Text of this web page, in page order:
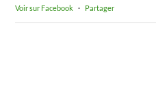
Voir sur Facebook · Partager